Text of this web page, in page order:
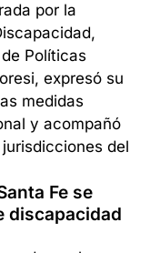
por la
Políticas
expresó su
medidas
y acompañó
del
Fe se
discapacidad